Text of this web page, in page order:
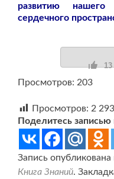
развитию
сердечного
13
Просмотров: 203
Просмотров: 2 293
Поделитесь записью
Запись опубликована
Книга Знаний.